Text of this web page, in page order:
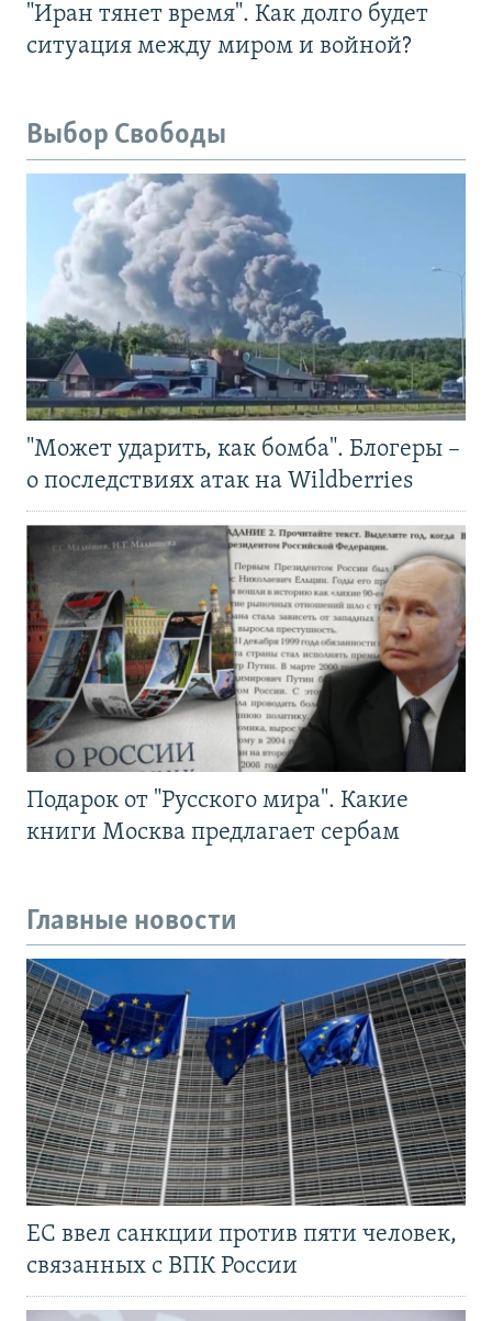
"Иран тянет время". Как долго будет
ситуация между миром и войной?
Выбор Свободы
"Может ударить, как бомба". Блогеры –
о последствиях атак на Wildberries
Подарок от "Русского мира". Какие
книги Москва предлагает сербам
Главные новости
ЕС ввел санкции против пяти человек,
связанных с ВПК России